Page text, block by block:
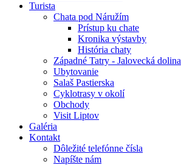
Turista
Chata pod Náružím
Prístup ku chate
Kronika výstavby
História chaty
Západné Tatry - Jalovecká dolina
Ubytovanie
Salaš Pastierska
Cyklotrasy v okolí
Obchody
Visit Liptov
Galéria
Kontakt
Dôležité telefónne čísla
Napíšte nám